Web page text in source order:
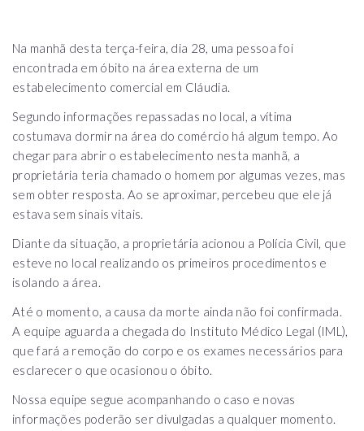
Na manhã desta terça-feira, dia 28, uma pessoa foi
encontrada em óbito na área externa de um
estabelecimento comercial em Cláudia.
Segundo informações repassadas no local, a vítima
costumava dormir na área do comércio há algum tempo. Ao
chegar para abrir o estabelecimento nesta manhã, a
proprietária teria chamado o homem por algumas vezes, mas
sem obter resposta. Ao se aproximar, percebeu que ele já
estava sem sinais vitais.
Diante da situação, a proprietária acionou a Polícia Civil, que
esteve no local realizando os primeiros procedimentos e
isolando a área.
Até o momento, a causa da morte ainda não foi confirmada.
A equipe aguarda a chegada do Instituto Médico Legal (IML),
que fará a remoção do corpo e os exames necessários para
esclarecer o que ocasionou o óbito.
Nossa equipe segue acompanhando o caso e novas
informações poderão ser divulgadas a qualquer momento.